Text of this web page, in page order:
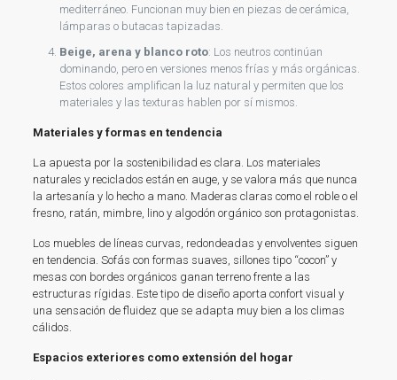
mediterráneo. Funcionan muy bien en piezas de cerámica,
lámparas o butacas tapizadas.
Beige, arena y blanco roto: Los neutros continúan
dominando, pero en versiones menos frías y más orgánicas.
Estos colores amplifican la luz natural y permiten que los
materiales y las texturas hablen por sí mismos.
Materiales y formas en tendencia
La apuesta por la sostenibilidad es clara. Los materiales
naturales y reciclados están en auge, y se valora más que nunca
la artesanía y lo hecho a mano. Maderas claras como el roble o el
fresno, ratán, mimbre, lino y algodón orgánico son protagonistas.
Los muebles de líneas curvas, redondeadas y envolventes siguen
en tendencia. Sofás con formas suaves, sillones tipo “cocon” y
mesas con bordes orgánicos ganan terreno frente a las
estructuras rígidas. Este tipo de diseño aporta confort visual y
una sensación de fluidez que se adapta muy bien a los climas
cálidos.
Espacios exteriores como extensión del hogar